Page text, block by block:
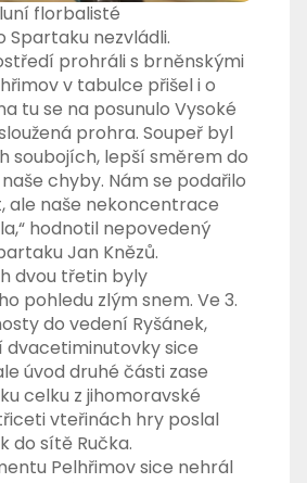
florbalisté
Spartaku nezvládli.
prohráli s brněnskými
v tabulce přišel i o
tu se na posunulo Vysoké
prohra. Soupeř byl
soubojích, lepší směrem do
chyby. Nám se podařilo
ale naše nekoncentrace
hodnotil nepovedený
Jan Knězů.
dvou třetin byly
pohledu zlým snem. Ve 3.
do vedení Ryšánek,
dvacetiminutovky sice
úvod druhé části zase
celku z jihomoravské
vteřinách hry poslal
do sítě Ručka.
Pelhřimov sice nehrál